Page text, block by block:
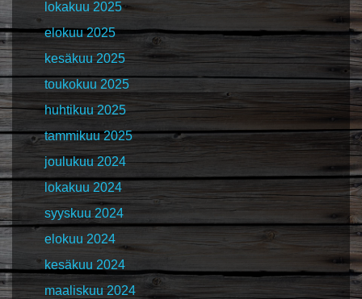
lokakuu 2025
elokuu 2025
kesäkuu 2025
toukokuu 2025
huhtikuu 2025
tammikuu 2025
joulukuu 2024
lokakuu 2024
syyskuu 2024
elokuu 2024
kesäkuu 2024
maaliskuu 2024